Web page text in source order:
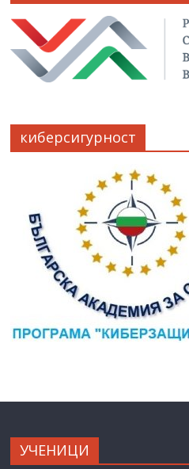
киберсигурност
УЧЕНИЦИ